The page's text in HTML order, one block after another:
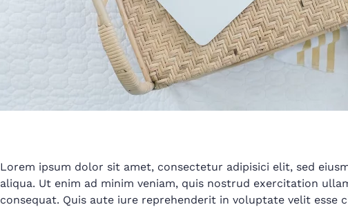
Lorem ipsum dolor sit amet, consectetur adipisici elit, sed
aliqua. Ut enim ad minim veniam, quis nostrud exercitation
consequat. Quis aute iure reprehenderit in voluptate velit